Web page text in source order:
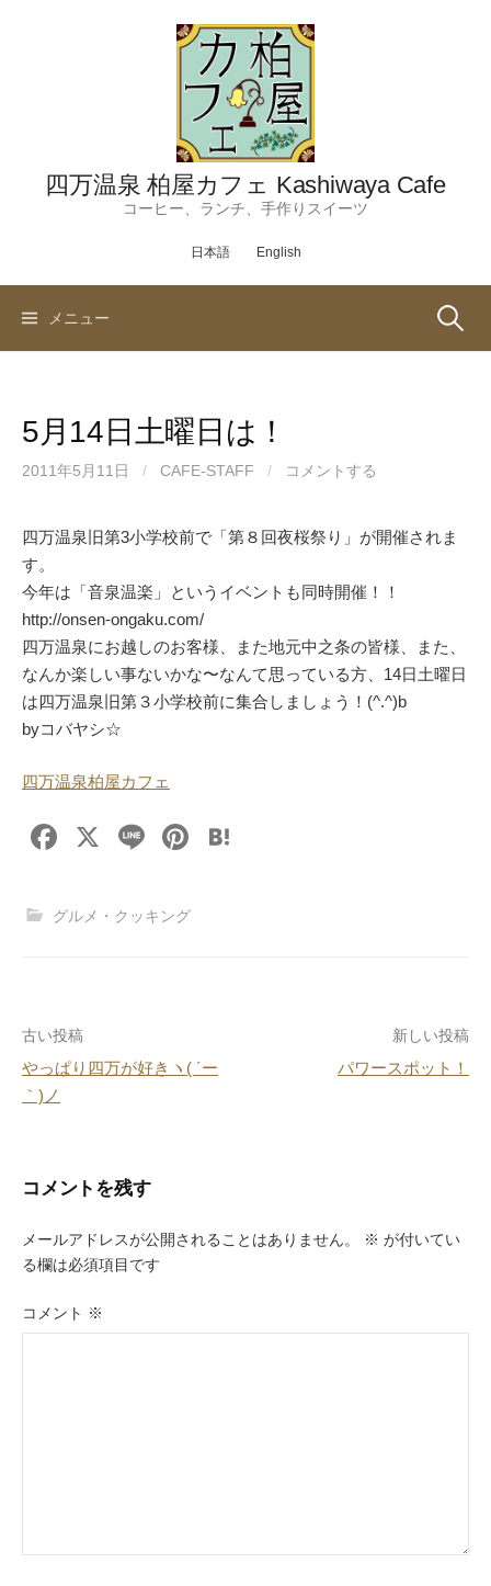
四万温泉 柏屋カフェ Kashiwaya Cafe
コーヒー、ランチ、手作りスイーツ
日本語 English
メニュー 検
5月14日土曜日は！
2011年5月11日 / CAFE-STAFF / コメントする
四万温泉旧第3小学校前で「第８回夜桜祭り」が開催されま
す。
今年は「音泉温楽」というイベントも同時開催！！
http://onsen-ongaku.com/
四万温泉にお越しのお客様、また地元中之条の皆様、また、
なんか楽しい事ないかな〜なんて思っている方、14日土曜日
は四万温泉旧第３小学校前に集合しましょう！(^.^)b
byコバヤシ☆
四万温泉柏屋カフェ
F
c
o
k
X
Li
e
Pi
グルメ・クッキング
投
稿
ゲ
ー
シ
ョ
古い投稿
やっぱり四万が好きヽ( ´ー
｀)ノ
新しい投稿
パワースポット！
コメントを残す
メールアドレスが公開されることはありません。 ※ が付いてい
る欄は必須項目です
コメント ※